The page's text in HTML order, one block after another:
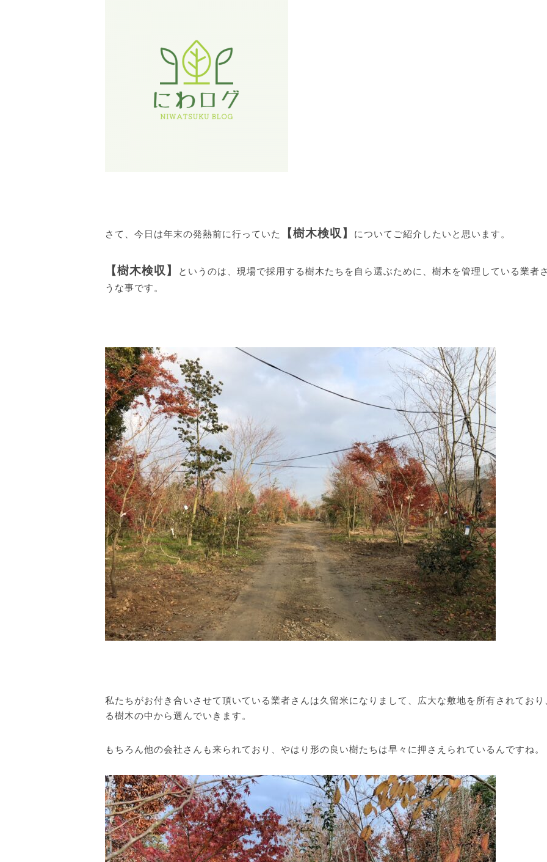
さて、今日は年末の発熱前に行っていた 【樹木検収】 についてご紹介したいと思います。
【樹木検収】
というのは、現場で採用する樹木たちを自ら選ぶために、樹木を管理している業者
うな事です。
私たちがお付き合いさせて頂いている業者さんは久留米になりまして、広大な敷地を所有されてお
る樹木の中から選んでいきます。
もちろん他の会社さんも来られており、やはり形の良い樹たちは早々に押さえられているんですね。